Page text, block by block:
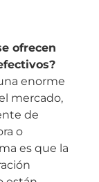
ofrecen
enorme
mercado,
de
o
es que la